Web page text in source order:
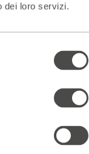
dei loro servizi.